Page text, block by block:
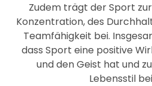
Zudem trägt der Sport
Konzentration, des
Teamfähigkeit bei.
dass Sport eine positive
und den Geist hat und
Lebensstil